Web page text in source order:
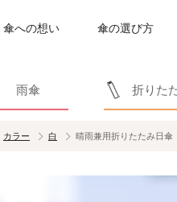
傘への想い 傘の選び方
雨傘 折りた
カラー 白 晴雨兼用折りたたみ日傘